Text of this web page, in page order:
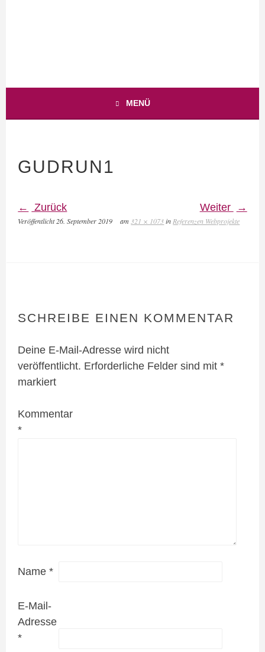
MENÜ
GUDRUN1
Zurück Weiter
Veröffentlicht26. September 2019 am 321 × 1073in Referenzen Webprojekte
SCHREIBE EINEN KOMMENTAR
Deine E-Mail-Adresse wird nicht
veröffentlicht. Erforderliche Felder sind mit*
markiert
Kommentar
*
Name*
E-Mail-
Adresse
*